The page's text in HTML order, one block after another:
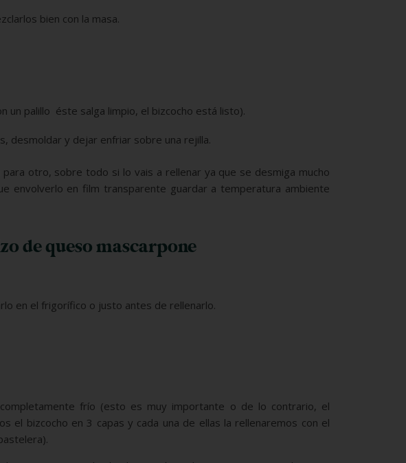
bien con la masa.
un palillo éste salga limpio, el bizcocho está listo).
desmoldar y dejar enfriar sobre una rejilla.
otro, sobre todo si lo vais a rellenar ya que se desmiga mucho
envolverlo en film transparente guardar a temperatura ambiente
de queso mascarpone
en el frigorífico o justo antes de rellenarlo.
frío (esto es muy importante o de lo contrario, el
el bizcocho en 3 capas y cada una de ellas la rellenaremos con el